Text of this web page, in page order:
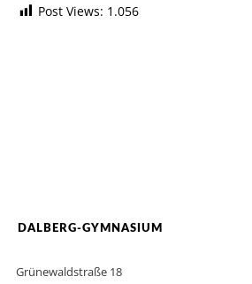
Post Views: 1.056
DALBERG-GYMNASIUM
Grünewaldstraße 18